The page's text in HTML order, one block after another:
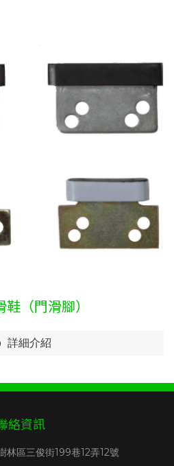
鞋（門滑腳）
詳細介紹
絡資訊
林區三俊街199巷12弄12號